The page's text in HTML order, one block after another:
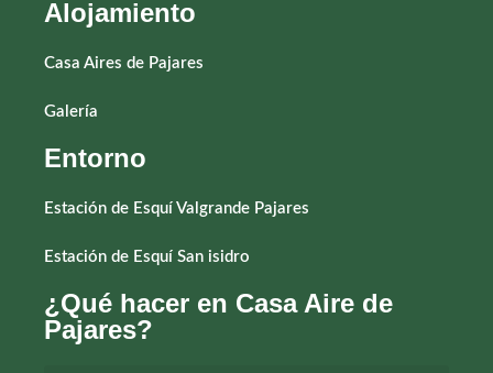
Alojamiento
Casa Aires de Pajares
Galería
Entorno
Estación de Esquí Valgrande Pajares
Estación de Esquí San isidro
¿Qué hacer en Casa Aire de
Pajares?